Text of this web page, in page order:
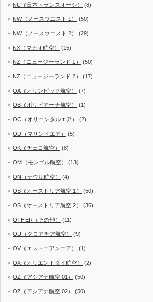
NU（日本トランスオーシ） (8)
NW（ノースウエスト 1） (50)
NW（ノースウエスト 2） (29)
NX（マカオ航空） (15)
NZ（ニュージーランド 1） (50)
NZ（ニュージーランド 2） (17)
OA（オリンピック航空） (7)
OB（ボリビアーナ航空） (1)
OC（オリエンタルエア） (2)
OD（マリンドエア） (5)
OK（チェコ航空） (8)
OM（モンゴル航空） (13)
ON（ナウル航空） (4)
OS（オーストリア航空 1） (50)
OS（オーストリア航空 2） (36)
OTHER（その他） (11)
OU（クロアチア航空） (9)
OV（エストニアンエア） (1)
OX（オリエントタイ航空） (2)
OZ（アシアナ航空 01） (50)
OZ（アシアナ航空 02） (50)